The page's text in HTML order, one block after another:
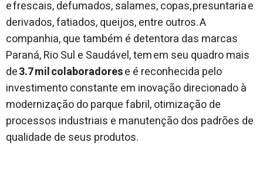
e frescais, defumados, salames, copas, presuntaria e
derivados, fatiados, queijos, entre outros. A
companhia, que também é detentora das marcas
Paraná, Rio Sul e Saudável, tem em seu quadro mais
de3.7 mil colaboradorese é reconhecida pelo
investimento constante em inovação direcionado à
modernização do parque fabril, otimização de
processos industriais e manutenção dos padrões de
qualidade de seus produtos.